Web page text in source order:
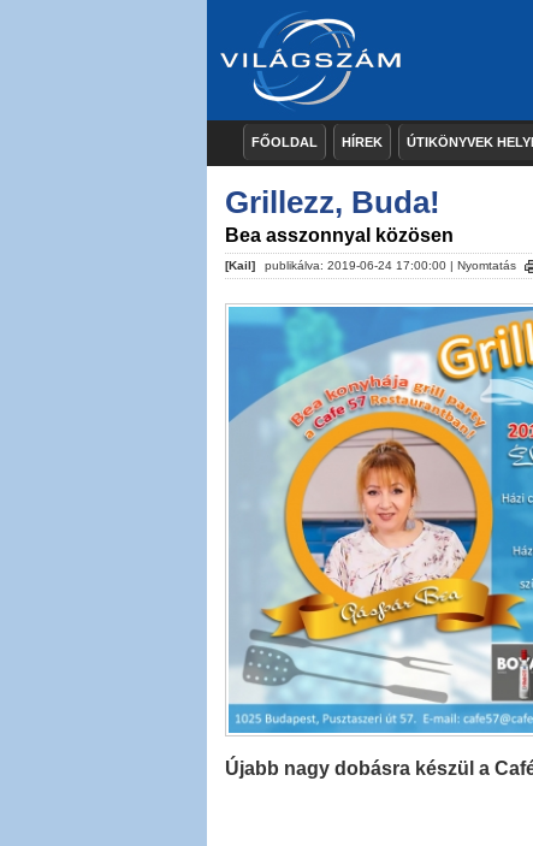
FŐOLDAL HÍREK ÚTIKÖNYVEK
Grillezz, Buda!
Bea asszonnyal közösen
[Kail] publikálva: 2019-06-24 17:00:00 | Nyomtatás
Újabb nagy dobásra készül a